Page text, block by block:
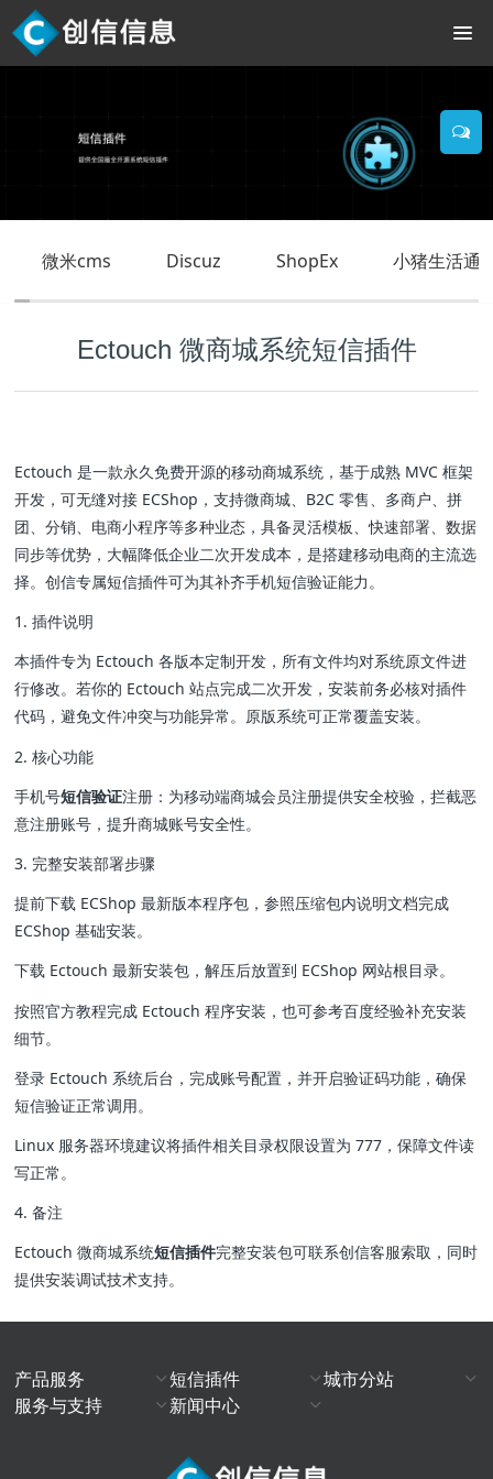
微米cms Discuz ShopEx 小猪生活通
Ectouch 微商城系统短信插件
Ectouch 是一款永久免费开源的移动商城系统，基于成熟 MVC 框架
开发，可无缝对接 ECShop，支持微商城、B2C 零售、多商户、拼
团、分销、电商小程序等多种业态，具备灵活模板、快速部署、数据
同步等优势，大幅降低企业二次开发成本，是搭建移动电商的主流选
择。创信专属短信插件可为其补齐手机短信验证能力。
1. 插件说明
本插件专为 Ectouch 各版本定制开发，所有文件均对系统原文件进
行修改。若你的 Ectouch 站点完成二次开发，安装前务必核对插件
代码，避免文件冲突与功能异常。原版系统可正常覆盖安装。
2. 核心功能
手机号短信验证注册：为移动端商城会员注册提供安全校验，拦截恶
意注册账号，提升商城账号安全性。
3. 完整安装部署步骤
提前下载 ECShop 最新版本程序包，参照压缩包内说明文档完成
ECShop 基础安装。
下载 Ectouch 最新安装包，解压后放置到 ECShop 网站根目录。
按照官方教程完成 Ectouch 程序安装，也可参考百度经验补充安装
细节。
登录 Ectouch 系统后台，完成账号配置，并开启验证码功能，确保
短信验证正常调用。
Linux 服务器环境建议将插件相关目录权限设置为 777，保障文件读
写正常。
4. 备注
Ectouch 微商城系统短信插件完整安装包可联系创信客服索取，同时
提供安装调试技术支持。
产品服务 短信插件
城市分站
服务与支持
新闻中心